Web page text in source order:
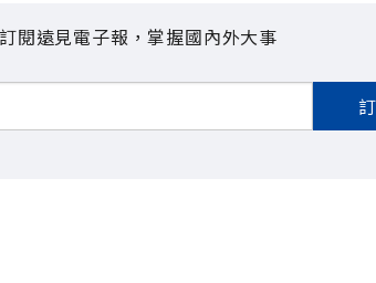
訂閱遠見電子報，掌握國內外大事